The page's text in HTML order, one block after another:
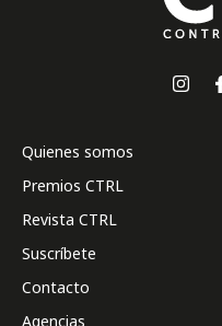
Quienes somos
Premios CTRL
Revista CTRL
Suscríbete
Contacto
Agencias